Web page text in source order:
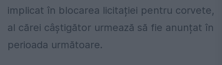
implicat în blocarea licitației pentru corvete,
al cărei câștigător urmează să fie anunțat în
perioada următoare.